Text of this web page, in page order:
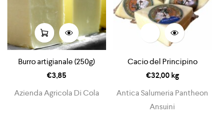
Burro artigianale (250g)
€3,85
Azienda Agricola Di Cola
Cacio del Principino
€32,00kg
Antica Salumeria Pantheon
Ansuini